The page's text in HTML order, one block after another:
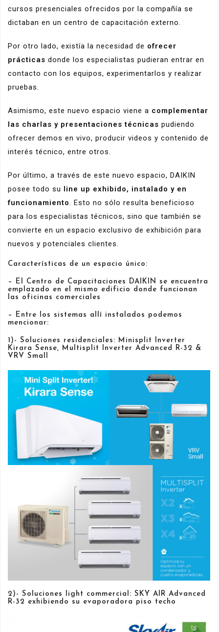
cursos presenciales ofrecidos por la compañía se
dictaban en un centro de capacitación externo.
Por otro lado, existía la necesidad de ofrecer
prácticas donde los especialistas pudieran entrar en
contacto con los equipos, experimentarlos y realizar
pruebas.
Asimismo, este nuevo espacio viene a complementar
las charlas y presentaciones técnicas pudiendo
ofrecer demos en vivo, producir videos y contenido de
interés técnico, entre otros.
Por último, a través de este nuevo espacio, DAIKIN
posee todo su line up exhibido, instalado y en
funcionamiento. Esto no sólo resulta beneficioso
para los especialistas técnicos, sino que también se
convierte en un espacio exclusivo de exhibición para
nuevos y potenciales clientes.
Características de un espacio único:
– El Centro de Capacitaciones DAIKIN se encuentra
emplazado en el mismo edificio donde funcionan
las oficinas comerciales
– Entre los sistemas allí instalados podemos
mencionar:
1)- Soluciones residenciales: Minisplit Inverter
Kirara Sense, Multisplit Inverter Advanced R-32 &
VRV Small
2)- Soluciones light commercial: SKY AIR Advanced
R-32 exhibiendo su evaporadora piso techo